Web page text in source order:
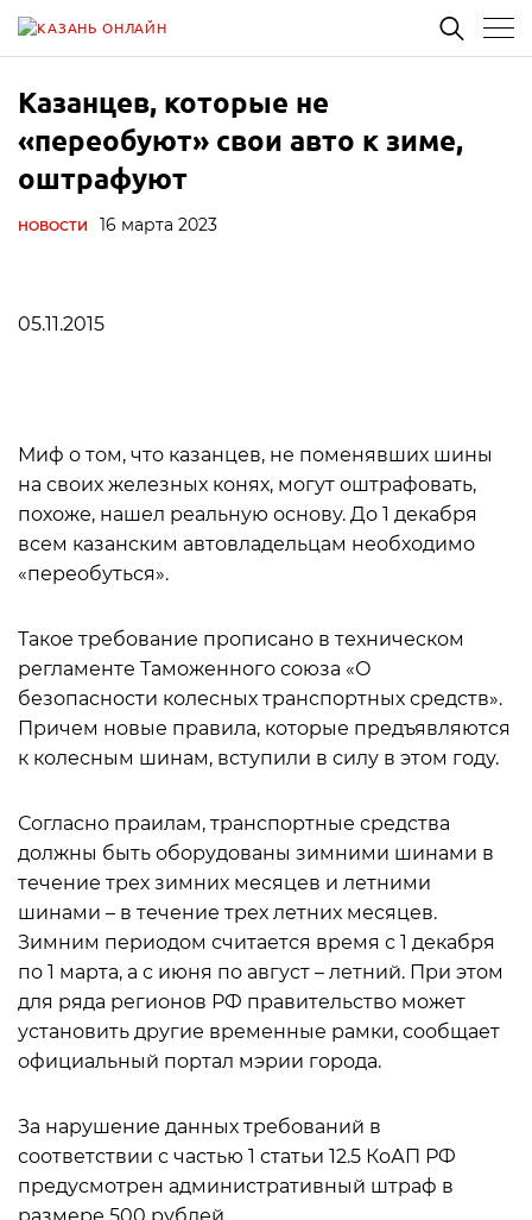
Казанцев, которые не
«переобуют» свои авто к зиме,
оштрафуют
НОВОСТИ 16 марта 2023
05.11.2015
Миф о том, что казанцев, не поменявших шины
на своих железных конях, могут оштрафовать,
похоже, нашел реальную основу. До 1 декабря
всем казанским автовладельцам необходимо
«переобуться».
Такое требование прописано в техническом
регламенте Таможенного союза «О
безопасности колесных транспортных средств».
Причем новые правила, которые предъявляются
к колесным шинам, вступили в силу в этом году.
Согласно праилам, транспортные средства
должны быть оборудованы зимними шинами в
течение трех зимних месяцев и летними
шинами – в течение трех летних месяцев.
Зимним периодом считается время с 1 декабря
по 1 марта, а с июня по август – летний. При этом
для ряда регионов РФ правительство может
установить другие временные рамки, сообщает
официальный портал мэрии города.
За нарушение данных требований в
соответствии с частью 1 статьи 12.5 КоАП РФ
предусмотрен административный штраф в